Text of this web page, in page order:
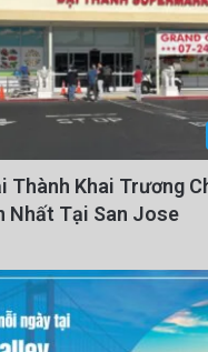
Thành Khai Trương
Nhất Tại San Jose